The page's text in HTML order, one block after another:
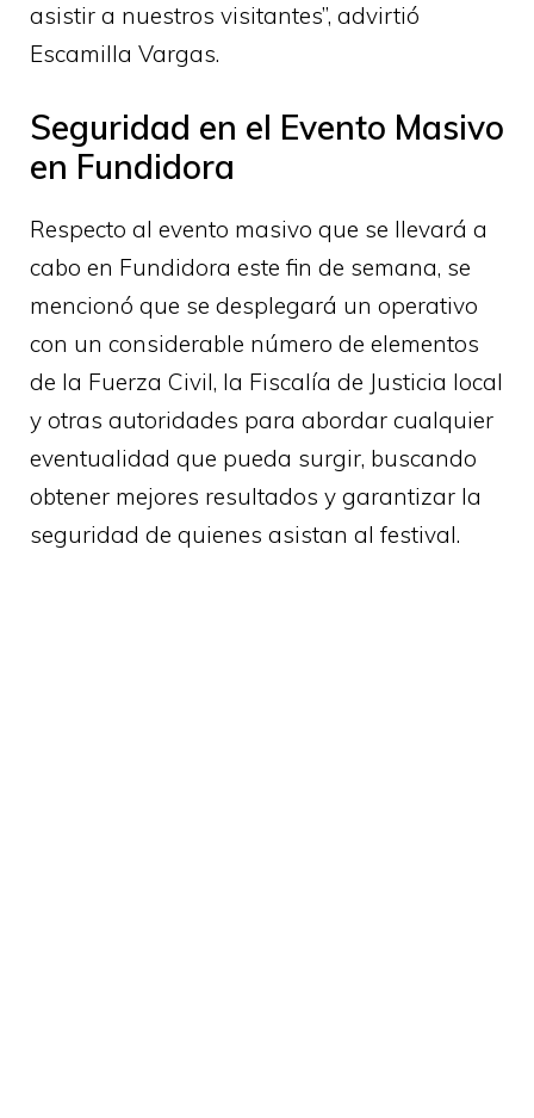
asistir a nuestros visitantes”, advirtió
Escamilla Vargas.
Seguridad en el Evento Masivo
en Fundidora
Respecto al evento masivo que se llevará a
cabo en Fundidora este fin de semana, se
mencionó que se desplegará un operativo
con un considerable número de elementos
de la Fuerza Civil, la Fiscalía de Justicia local
y otras autoridades para abordar cualquier
eventualidad que pueda surgir, buscando
obtener mejores resultados y garantizar la
seguridad de quienes asistan al festival.